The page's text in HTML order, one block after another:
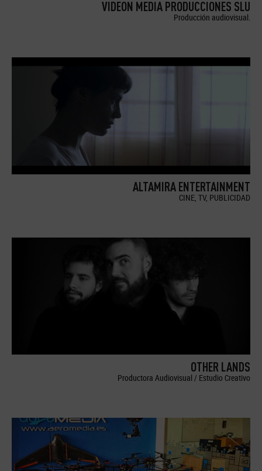
VIDEON MEDIA PRODUCCIONES SLU
Producción audiovisual.
ALTAMIRA ENTERTAINMENT
CINE, TV, PUBLICIDAD
OTHER LANDS
Productora Audiovisual / Estudio Creativo